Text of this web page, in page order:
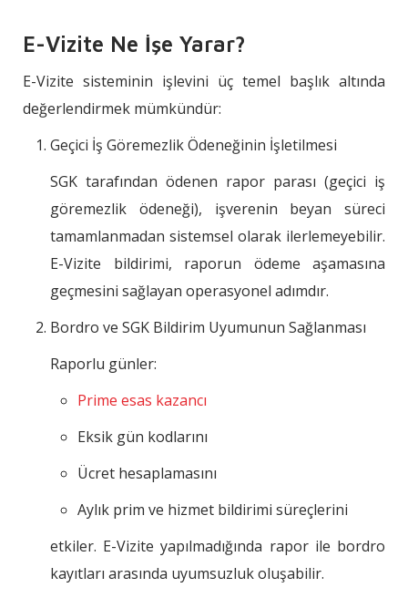
E-Vizite Ne İşe Yarar?
E-Vizite sisteminin işlevini üç temel başlık altında
değerlendirmek mümkündür:
Geçici İş Göremezlik Ödeneğinin İşletilmesi
SGK tarafından ödenen rapor parası (geçici iş
göremezlik ödeneği), işverenin beyan süreci
tamamlanmadan sistemsel olarak ilerlemeyebilir.
E-Vizite bildirimi, raporun ödeme aşamasına
geçmesini sağlayan operasyonel adımdır.
Bordro ve SGK Bildirim Uyumunun Sağlanması
Raporlu günler:
Prime esas kazancı
Eksik gün kodlarını
Ücret hesaplamasını
Aylık prim ve hizmet bildirimi süreçlerini
etkiler. E-Vizite yapılmadığında rapor ile bordro
kayıtları arasında uyumsuzluk oluşabilir.